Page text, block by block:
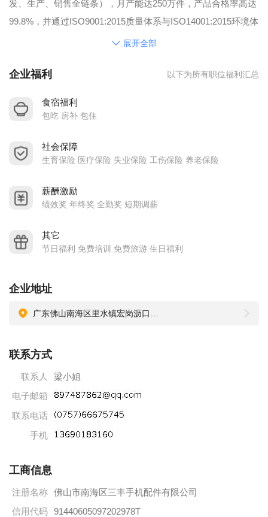
发、生产、销售全链条），月产能达250万件，产品合格率高达
99.8%，并通过ISO9001:2015质量体系与ISO14001:2015环境体
系双认证，经营实力与市场口碑稳居行业前列。
价值观，秉持“敢、拼、韧”的企业精神，坚持诚信经营，与客户
间、系统的培训机会，以及团结协作、积极向上的工作氛围，
未来，公司将持续加大研发投入，推出功能更丰富、设计更时
尚的创新产品；深化国内外市场拓展，提高平台实力，目标行
引擎，打造更具凝聚力的核心团队。
共创行业未来！
招聘热线：梁小姐 0757-66675745
展开全部
企业福利 以下为所有职位福利汇总
食宿福利
包吃 房补 包住
社会保障
生育保险 医疗保险 失业保险 工伤保险 养老保险
薪酬激励
绩效奖 年终奖 全勤奖 短期调薪
其它
节日福利 免费培训 免费旅游 生日福利
企业地址
联系方式
联系人
梁小姐
电子邮箱
联系电话
手机
工商信息
注册名称 佛山市南海区三丰手机配件有限公司
信用代码 91440605097202978T